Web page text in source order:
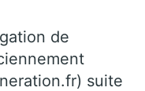
de
suite